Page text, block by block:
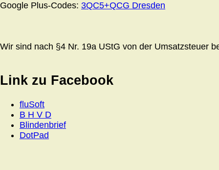
Google Plus-Codes: 3QC5+QCG Dresden
Wir sind nach §4 Nr. 19a UStG von der Umsatzsteuer
Link zu Facebook
fluSoft
B H V D
Blindenbrief
DotPad